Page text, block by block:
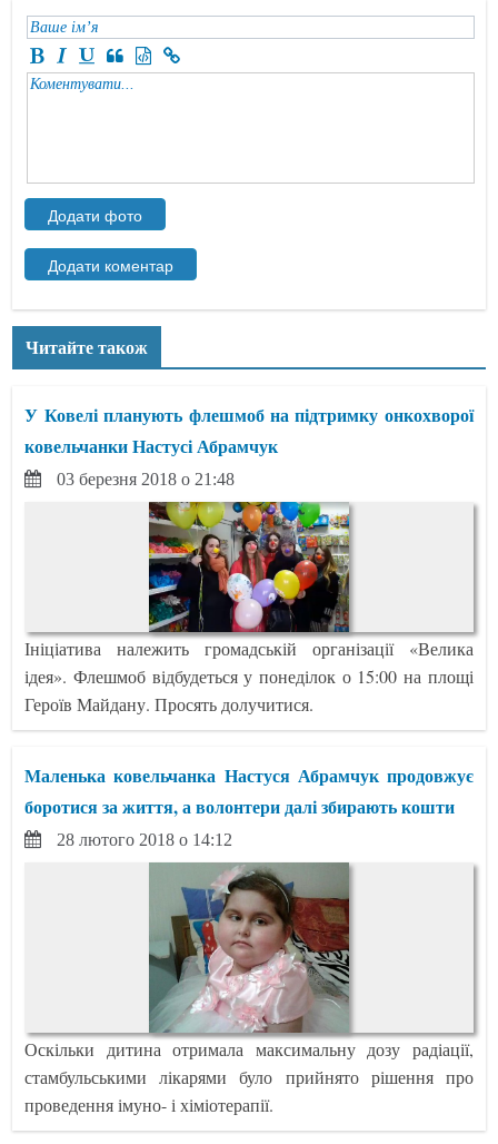
Читайте також
У Ковелі планують флешмоб на підтримку онкохворої
ковельчанки Настусі Абрамчук
03 березня 2018 о 21:48
Ініціатива належить громадській організації «Велика
ідея». Флешмоб відбудеться у понеділок о 15:00 на площі
Героїв Майдану. Просять долучитися.
Маленька ковельчанка Настуся Абрамчук продовжує
боротися за життя, а волонтери далі збирають кошти
28 лютого 2018 о 14:12
Оскільки дитина отримала максимальну дозу радіації,
стамбульськими лікарями було прийнято рішення про
проведення імуно- і хіміотерапії.